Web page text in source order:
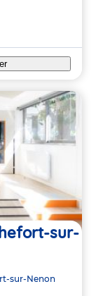
sur-
sur-Nenon